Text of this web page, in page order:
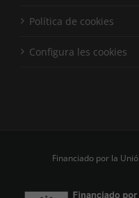
Política de cookies
Configura les cookies
Financiado por la